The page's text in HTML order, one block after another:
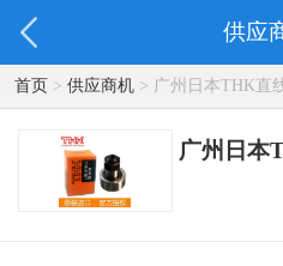
供应
首页> 供应商机> 广州日本THK直
广州日本